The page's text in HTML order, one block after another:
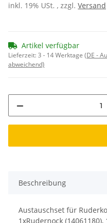
inkl. 19% USt. , zzgl. Versand
Artikel verfügbar
Lieferzeit:3 - 14 Werktage (DE -
abweichend)
Beschreibung
Austauschset für
1xRudernock